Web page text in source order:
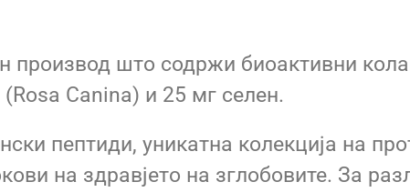
производ што содржи биоактивни
Canina) и 25 мг селен.
пептиди, уникатна колекција на
на здравјето на зглобовите. За